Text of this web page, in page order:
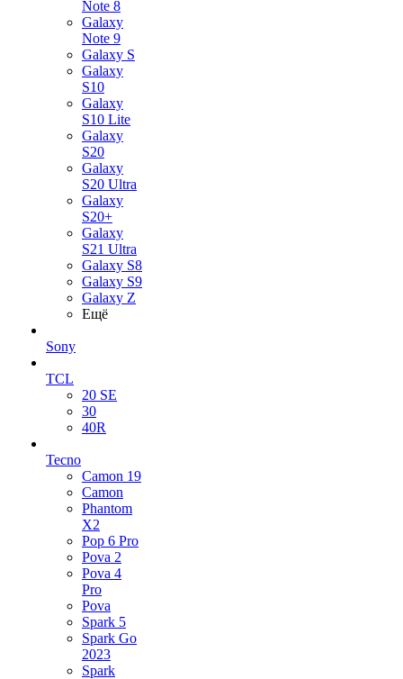
Note 8
Galaxy
Note 9
Galaxy S
Galaxy
S10
Galaxy
S10 Lite
Galaxy
S20
Galaxy
S20 Ultra
Galaxy
S20+
Galaxy
S21 Ultra
Galaxy S8
Galaxy S9
Galaxy Z
Ещё
Sony
TCL
20 SE
30
40R
Tecno
Camon 19
Camon
Phantom
X2
Pop 6 Pro
Pova 2
Pova 4
Pro
Pova
Spark 5
Spark Go
2023
Spark